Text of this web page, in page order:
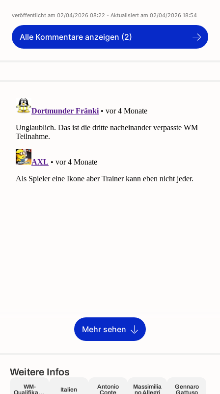
veröffentlicht am 02/04/2026 08:22 - Aktualisiert am 02/04/2026 18:54
Alle Kommentare anzeigen (2)
Mehr sehen
Weitere Infos
WM-
Qualifikatio
Italien
Antonio
Conte
Massimilia
no Allegri
Gennaro
Gattuso